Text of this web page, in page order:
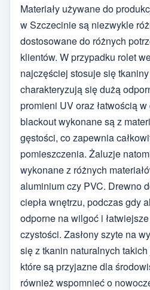
Materiały używane do
w Szczecinie są niezwykle
dostosowane do różnych
klientów. W przypadku rolet
najczęściej stosuje się
charakteryzują się dużą
promieni UV oraz łatwością
blackout wykonane są z
gęstości, co zapewnia
pomieszczenia. Żaluzje
wykonane z różnych
aluminium czy PVC. Drewno
ciepła wnętrzu, podczas gdy
odporne na wilgoć i
czystości. Zasłony szyte na
się z tkanin naturalnych
które są przyjazne dla
również wspomnieć o